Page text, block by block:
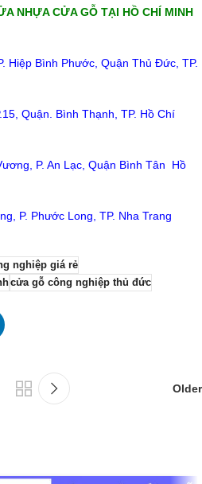
NHỰA CỬA GỖ TẠI HỒ CHÍ MINH
Hiệp Bình Phước, Quận Thủ Đức, TP.
Quận. Bình Thạnh, TP. Hồ Chí
P. An Lạc, Quận Bình Tân Hồ
P. Phước Long, TP. Nha Trang
nghiệp giá rẻ
cửa gỗ công nghiệp thủ đức
Older